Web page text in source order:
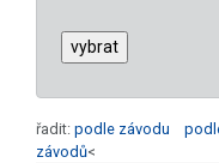
řadit: podle závodu
závodů<